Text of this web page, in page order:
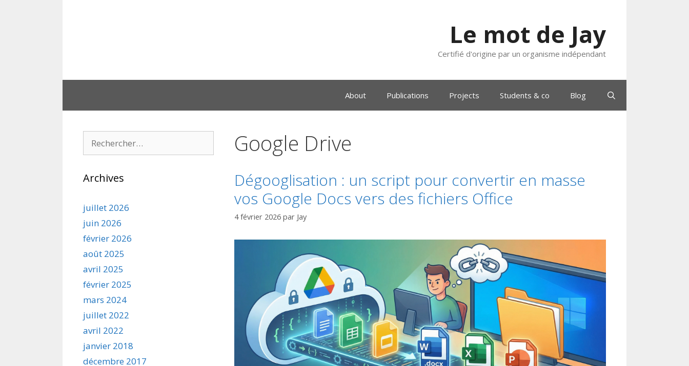
Le mot de Jay
Certifié d'origine par un organisme indépendant
About Publications Projects Students & co Blog
Google Drive
Dégooglisation : un script pour convertir en masse
vos Google Docs vers des fichiers Office
4 février 2026 par Jay
Archives
juillet 2026
juin 2026
février 2026
août 2025
avril 2025
février 2025
mars 2024
juillet 2022
avril 2022
janvier 2018
décembre 2017